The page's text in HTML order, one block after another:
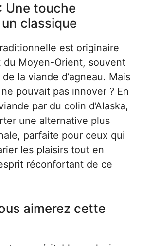
Une touche
classique
est originaire
du Moyen-Orient, souvent
la viande d’agneau. Mais
pouvait pas innover ? En
par du colin d’Alaska,
une alternative plus
parfaite pour ceux qui
les plaisirs tout en
réconfortant de ce
aimerez cette